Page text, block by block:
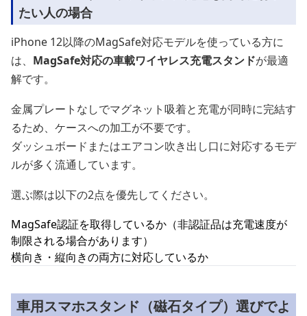
たい人の場合
iPhone 12以降のMagSafe対応モデルを使っている方に
は、 MagSafe対応の車載ワイヤレス充電スタンドが最適
解です。
金属プレートなしでマグネット吸着と充電が同時に完結す
るため、ケースへの加工が不要です。
ダッシュボードまたはエアコン吹き出し口に対応するモデ
ルが多く流通しています。
選ぶ際は以下の2点を優先してください。
MagSafe認証を取得しているか（非認証品は充電速度が
制限される場合があります）
横向き・縦向きの両方に対応しているか
車用スマホスタンド（磁石タイプ）選びでよ